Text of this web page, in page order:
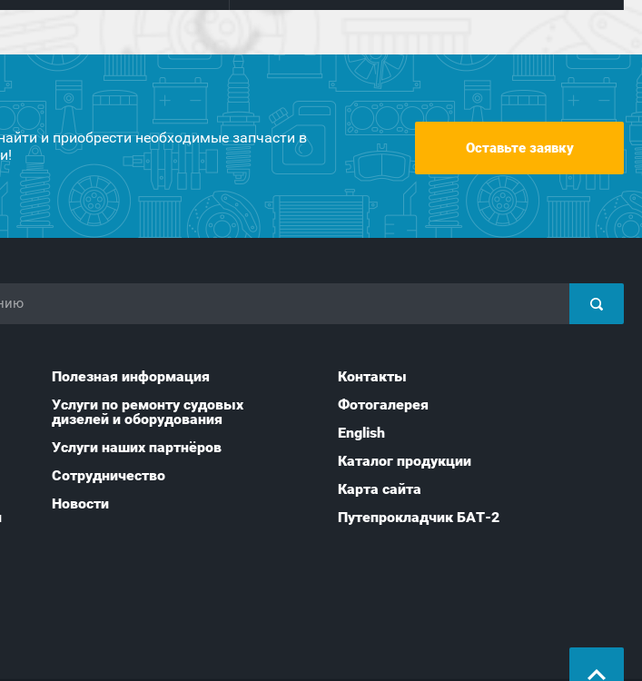
и приобрести необходимые запчасти в
Оставьте заявку
Полезная информация
Услуги по ремонту судовых
дизелей и оборудования
Услуги наших партнёров
Сотрудничество
Новости
Контакты
Фотогалерея
English
Каталог продукции
Карта сайта
Путепрокладчик БАТ-2